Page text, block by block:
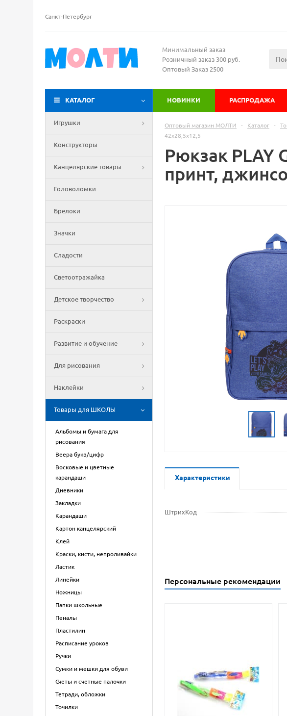
Санкт-Петербург
Минимальный заказ
Розничный заказ 300 руб.
Оптовый Заказ 2500
КАТАЛОГ НОВИНКИ РАСПРОДАЖА
Игрушки
Конструкторы
Канцелярские товары
Головоломки
Брелоки
Значки
Сладости
Светоотражайка
Детское творчество
Раскраски
Развитие и обучение
Для рисования
Наклейки
Товары для ШКОЛЫ
Альбомы и бумага для
рисования
Веера букв/цифр
Восковые и цветные
карандаши
Дневники
Закладки
Карандаши
Картон канцелярский
Клей
Краски, кисти, непроливайки
Ластик
Линейки
Ножницы
Папки школьные
Пеналы
Пластилин
Расписание уроков
Ручки
Сумки и мешки для обуви
Счеты и счетные палочки
Тетради, обложки
Точилки
Оптовый магазин МОЛТИ - Каталог -
42х28,5х12,5
Рюкзак PLAY
принт,
Характеристики
ШтрихКод
Персональные рекомендации